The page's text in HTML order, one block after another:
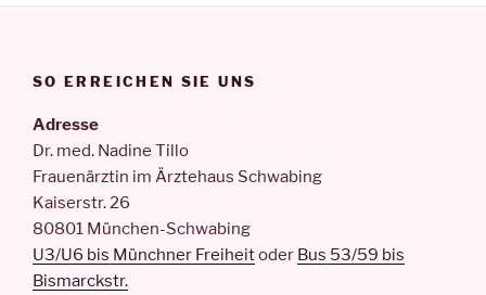
SO ERREICHEN SIE UNS
Adresse
Dr. med. Nadine Tillo
Frauenärztin im Ärztehaus Schwabing
Kaiserstr. 26
80801 München-Schwabing
U3/U6 bis Münchner Freiheitoder Bus 53/59 bis
Bismarckstr.